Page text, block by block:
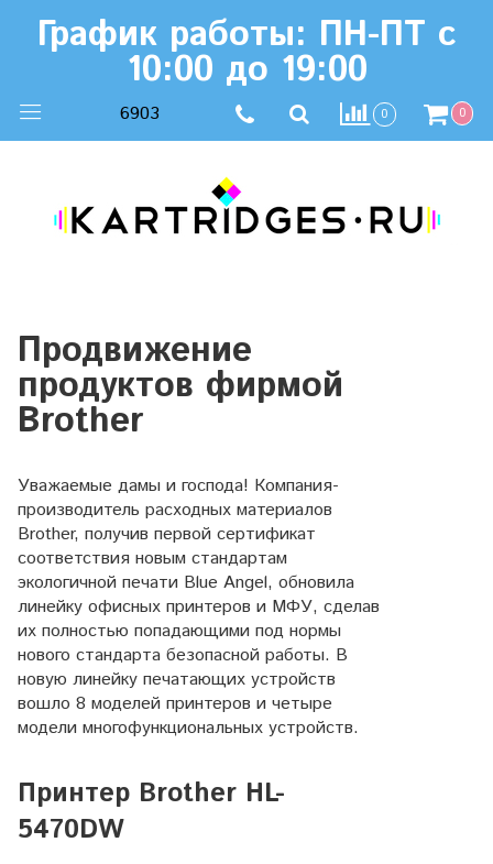
График работы: ПН-ПТ с
10:00 до 19:00
6903 0 0
Продвижение
продуктов фирмой
Brother
Уважаемые дамы и господа! Компания-
производитель расходных материалов
Brother, получив первой сертификат
соответствия новым стандартам
экологичной печати Blue Angel, обновила
линейку офисных принтеров и МФУ, сделав
их полностью попадающими под нормы
нового стандарта безопасной работы. В
новую линейку печатающих устройств
вошло 8 моделей принтеров и четыре
модели многофункциональных устройств.
Принтер Brother HL-
5470DW